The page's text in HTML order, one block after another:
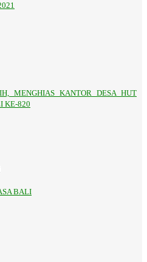
MENGHIAS KANTOR DESA HUT
KE-820
BALI